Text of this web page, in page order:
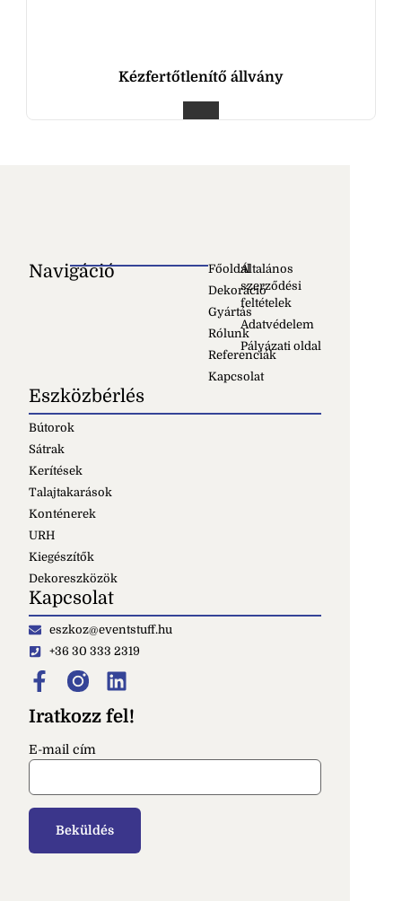
Kézfertőtlenítő állvány
Navigáció
Főoldal
Dekoráció
Gyártás
Rólunk
Referenciák
Kapcsolat
Általános
szerződési
feltételek
Adatvédelem
Pályázati oldal
Eszközbérlés
Bútorok
Sátrak
Kerítések
Talajtakarások
Konténerek
URH
Kiegészítők
Dekoreszközök
Kapcsolat
eszkoz@eventstuff.hu
+36 30 333 2319
Iratkozz fel!
E-mail cím